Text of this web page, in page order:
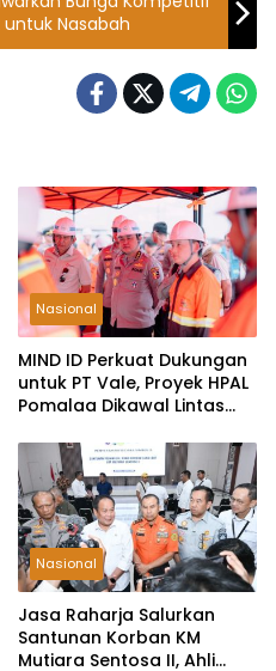
Nasabah
Nasional
MIND ID Perkuat Dukungan
untuk PT Vale, Proyek HPAL
Pomalaa Dikawal Lintas
Nasional
Jasa Raharja Salurkan
Santunan Korban KM
Mutiara Sentosa II, Ahli